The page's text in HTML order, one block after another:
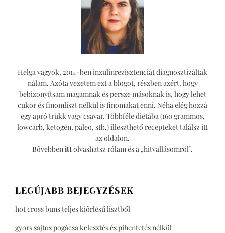
Helga vagyok, 2014-ben inzulinrezisztenciát diagnosztizáltak
nálam. Azóta vezetem ezt a blogot, részben azért, hogy
bebizonyítsam magamnak és persze másoknak is, hogy lehet
cukor és finomliszt nélkül is finomakat enni. Néha elég hozzá
egy apró trükk vagy csavar. Többféle diétába (160 grammos,
lowcarb, ketogén, paleo, stb.) illeszthető recepteket találsz itt
az oldalon.
Bővebben ittolvashatsz rólam és a „hitvallásomról”.
LEGÚJABB BEJEGYZÉSEK
hot cross buns teljes kiőrlésű lisztből
gyors sajtos pogácsa kelesztés és pihentetés nélkül